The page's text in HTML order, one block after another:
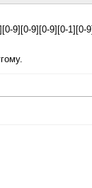
9][0-9][0-9][0-1][0-